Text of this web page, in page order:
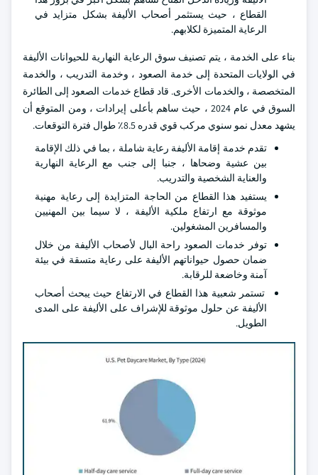
القطاع ، حيث يستثمر أصحاب الأليفة بشكل متزايد في
الرعاية المتميزة لكلابهم.
بناء على الخدمة ، يتم تصنيف سوق الرعاية النهارية للحيوانات الأليفة
في الولايات المتحدة إلى خدمة الصعود ، وخدمة التدريب ، والخدمة
المتخصصة ، والخدمات الأخرى. قاد قطاع خدمات الصعود إلى الطائرة
السوق في عام 2024 ، حيث ساهم بأعلى إيرادات ، ومن المتوقع أن
يشهد معدل نمو سنوي مركب قوي قدره 8.5٪ طوال فترة التوقعات.
تقدم خدمة إقامة الأليفة رعاية شاملة ، بما في ذلك الإقامة
بين عشية وضحاها ، جنبا إلى جنب مع الرعاية النهارية
والعناية الشخصية والتدريب.
يستفيد هذا القطاع من الحاجة المتزايدة إلى رعاية مهنية
موثوقة مع ارتفاع ملكية الأليفة ، لا سيما بين المهنيين
والمسافرين المشغولين.
توفر خدمات الصعود راحة البال لأصحاب الأليفة من خلال
ضمان حصول حيواناتهم الأليفة على رعاية متسقة في بيئة
آمنة وخاضعة للرقابة.
تستمر شعبية هذا القطاع في الارتفاع حيث يبحث أصحاب
الأليفة عن حلول موثوقة للإشراف على الأليفة على المدى
الطويل.